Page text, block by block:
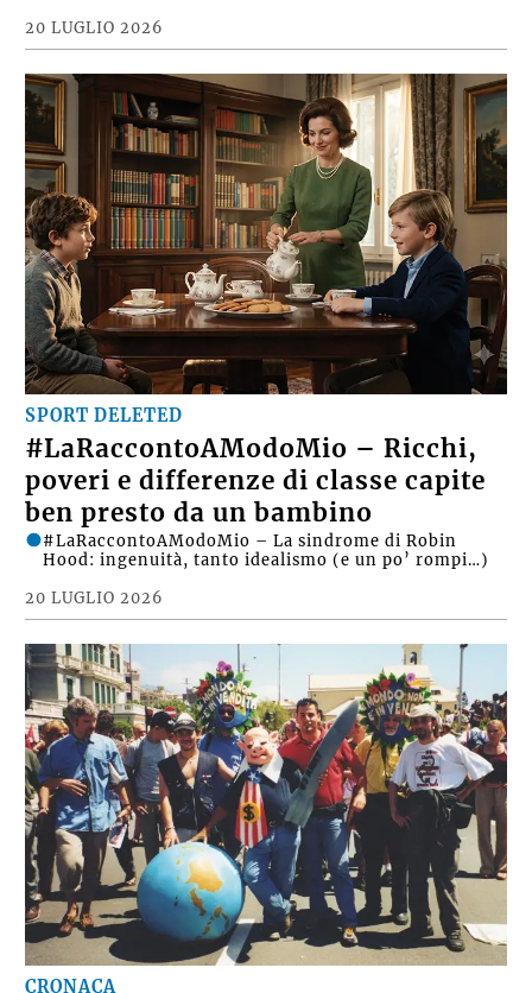
20 LUGLIO 2026
SPORT DELETED
#LaRaccontoAModoMio – Ricchi,
poveri e differenze di classe capite
ben presto da un bambino
20 LUGLIO 2026
#LaRaccontoAModoMio – La sindrome di Robin
Hood: ingenuità, tanto idealismo (e un po’ rompi…)
CRONACA